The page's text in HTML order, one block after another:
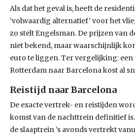
Als dat het geval is, heeft de
‘volwaardig alternatief’ voor het
zo stelt Engelsman. De prijzen van
niet bekend, maar waarschijnlijk
euro te liggen. Ter vergelijking:
Rotterdam naar Barcelona kost al
Reistijd naar Barcelona
De exacte vertrek- en reistijden
komst van de nachttrein definitief
de slaaptrein ’s avonds vertrekt